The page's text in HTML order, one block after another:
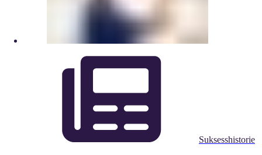
Suksesshistorie